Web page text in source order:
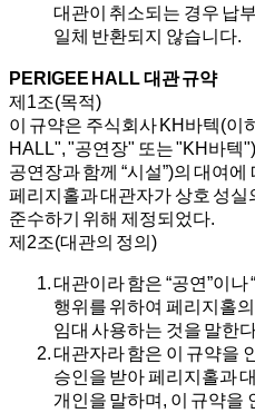
대관이 취소되는 경우 납
일체 반환되지 않습니다.
PERIGEE HALL 대관 규약
제1조(목적)
이 규약은 주식회사 KH바텍(이
HALL", "공연장" 또는 "KH바텍
공연장과 함께 “시설”)의 대여
페리지홀과 대관자가 상호 성
준수하기 위해 제정되었다.
제2조(대관의 정의)
대관이라 함은 “공연”이나
행위를 위하여 페리지홀
임대 사용하는 것을 말한
대관자라 함은 이 규약을
승인을 받아 페리지홀과
개인을 말하며, 이 규약을